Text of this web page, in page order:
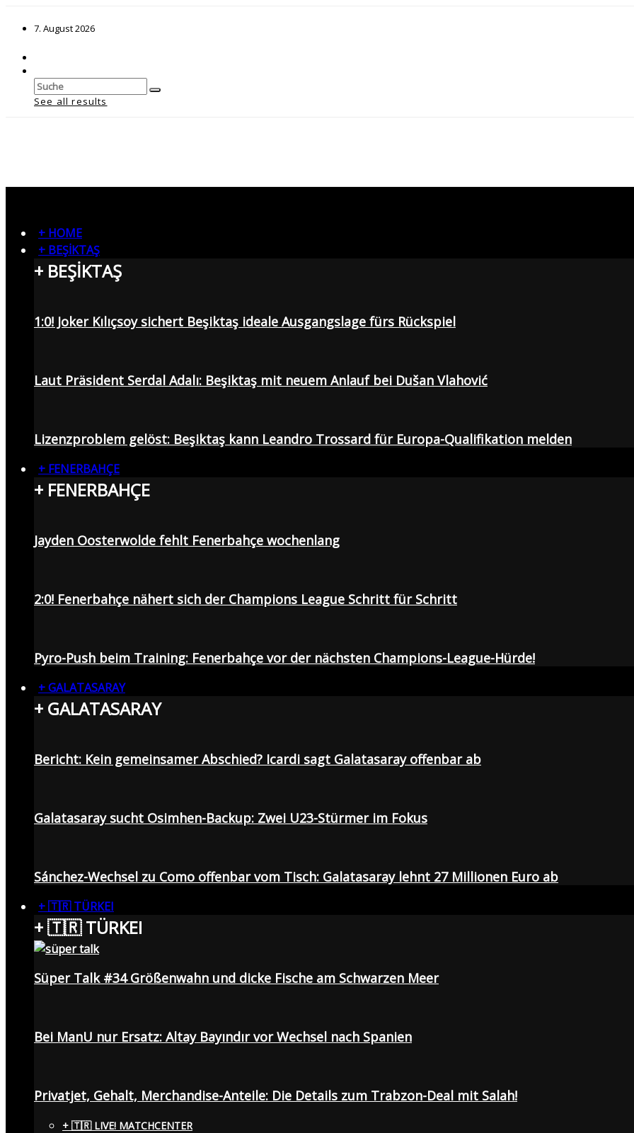
7. August 2026
See all results
+ HOME
+ BEŞİKTAŞ
+ BEŞİKTAŞ
1:0! Joker Kılıçsoy sichert Beşiktaş ideale Ausgangslage fürs Rückspiel
Laut Präsident Serdal Adalı: Beşiktaş mit neuem Anlauf bei Dušan Vlahović
Lizenzproblem gelöst: Beşiktaş kann Leandro Trossard für Europa-Qualifikation melden
+ FENERBAHÇE
+ FENERBAHÇE
Jayden Oosterwolde fehlt Fenerbahçe wochenlang
2:0! Fenerbahçe nähert sich der Champions League Schritt für Schritt
Pyro-Push beim Training: Fenerbahçe vor der nächsten Champions-League-Hürde!
+ GALATASARAY
+ GALATASARAY
Bericht: Kein gemeinsamer Abschied? Icardi sagt Galatasaray offenbar ab
Galatasaray sucht Osimhen-Backup: Zwei U23-Stürmer im Fokus
Sánchez-Wechsel zu Como offenbar vom Tisch: Galatasaray lehnt 27 Millionen Euro ab
+ 🇹🇷 TÜRKEI
+ 🇹🇷 TÜRKEI
Süper Talk #34 Größenwahn und dicke Fische am Schwarzen Meer
Bei ManU nur Ersatz: Altay Bayındır vor Wechsel nach Spanien
Privatjet, Gehalt, Merchandise-Anteile: Die Details zum Trabzon-Deal mit Salah!
+ 🇹🇷 LIVE! MATCHCENTER